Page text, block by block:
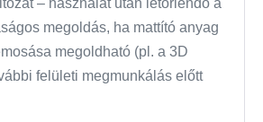
– használat után letörlendő a
megoldás, ha mattító anyag
megoldható (pl. a 3D
felületi megmunkálás előtt